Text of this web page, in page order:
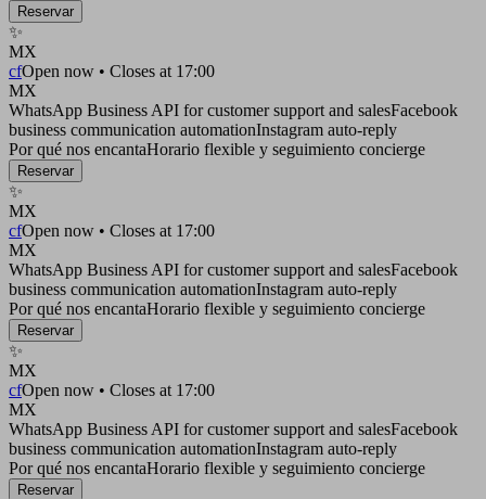
Reservar
✨
MX
cfOpen now • Closes at 17:00
MX
WhatsApp Business API for customer support and salesFacebook
business communication automationInstagram auto-reply
Por qué nos encantaHorario flexible y seguimiento concierge
Reservar
✨
MX
cfOpen now • Closes at 17:00
MX
WhatsApp Business API for customer support and salesFacebook
business communication automationInstagram auto-reply
Por qué nos encantaHorario flexible y seguimiento concierge
Reservar
✨
MX
cfOpen now • Closes at 17:00
MX
WhatsApp Business API for customer support and salesFacebook
business communication automationInstagram auto-reply
Por qué nos encantaHorario flexible y seguimiento concierge
Reservar